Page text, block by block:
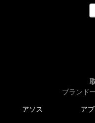
ブランド
アソス ア